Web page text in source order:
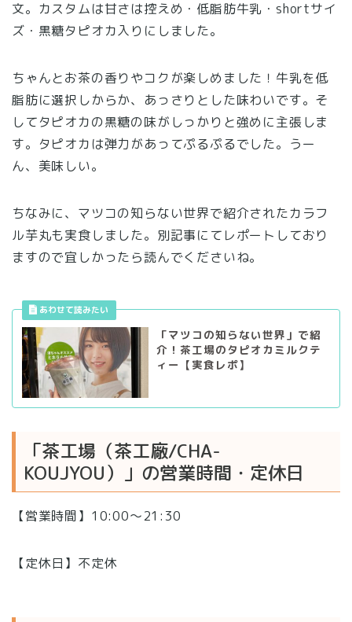
文。カスタムは甘さは控えめ・低脂肪牛乳・shortサイ
ズ・黒糖タピオカ入りにしました。
ちゃんとお茶の香りやコクが楽しめました！牛乳を低
脂肪に選択しからか、あっさりとした味わいです。そ
してタピオカの黒糖の味がしっかりと強めに主張しま
す。タピオカは弾力があってぷるぷるでした。うー
ん、美味しい。
ちなみに、マツコの知らない世界で紹介されたカラフ
ル芋丸も実食しました。別記事にてレポートしており
ますので宜しかったら読んでくださいね。
「マツコの知らない世界」で紹
介！茶工場のタピオカミルクテ
ィー【実食レポ】
「茶工場（茶工廠/CHA-
KOUJYOU）」の営業時間・定休日
【営業時間】10:00～21:30
【定休日】不定休